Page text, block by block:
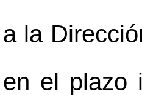
a la
en el plazo